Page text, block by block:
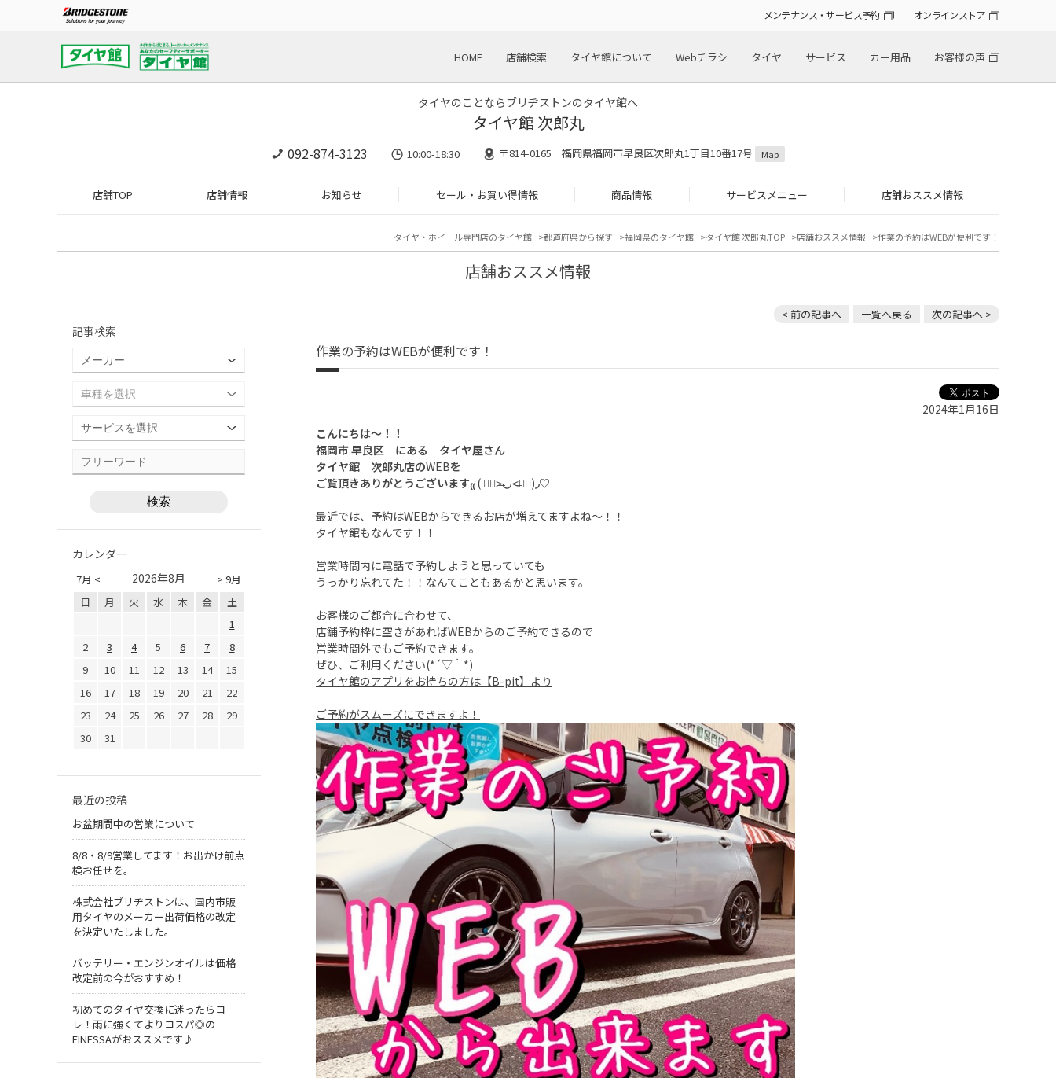
メンテナンス・サービス予約 オンラインストア
HOME 店舗検索 タイヤ館について Webチラシ タイヤ サービス カー用品 お客様の声
タイヤのことならブリヂストンのタイヤ館へ
タイヤ館 次郎丸
092-874-3123 10:00-18:30 〒814-0165 福岡県福岡市早良区次郎丸1丁目10番17号 Map
店舗TOP 店舗情報 お知らせ セール・お買い得情報 商品情報 サービスメニュー 店舗おススメ情報
タイヤ・ホイール専門店のタイヤ館 都道府県から探す 福岡県のタイヤ館 タイヤ館 次郎丸TOP 店舗おススメ情報 作業の予約はWEBが便利です！
店舗おススメ情報
< 前の記事へ 一覧へ戻る 次の記事へ >
作業の予約はWEBが便利です！
2024年1月16日
こんにちは～！！
福岡市 早良区 にある タイヤ屋さん
タイヤ館 次郎丸店のWEBを
ご覧頂きありがとうございます₍₍( ๑˃̶◡˂̶๑)◞♡
最近では、予約はWEBからできるお店が増えてますよね～！！
タイヤ館もなんです！！
営業時間内に電話で予約しようと思っていても
うっかり忘れてた！！なんてこともあるかと思います。
お客様のご都合に合わせて、
店舗予約枠に空きがあればWEBからのご予約できるので
営業時間外でもご予約できます。
ぜひ、ご利用ください(* ´▽｀ *)
タイヤ館のアプリをお持ちの方は【B-pit】より
ご予約がスムーズにできますよ！
記事検索
カレンダー
7月 < > 9月
2026年8月
日 月 火 水 木 金
土
1
2
3 4 5 6 7
8
9
10 11 12 13 14
15
16
17 18 19 20 21
22
23
24 25 26 27 28
29
30
31
最近の投稿
お盆期間中の営業について
8/8・8/9営業してます！お出かけ前点
検お任せを。
株式会社ブリヂストンは、国内市販
用タイヤのメーカー出荷価格の改定
を決定いたしました。
バッテリー・エンジンオイルは価格
改定前の今がおすすめ！
初めてのタイヤ交換に迷ったらコ
レ！雨に強くてよりコスパ◎の
FINESSAがおススメです♪